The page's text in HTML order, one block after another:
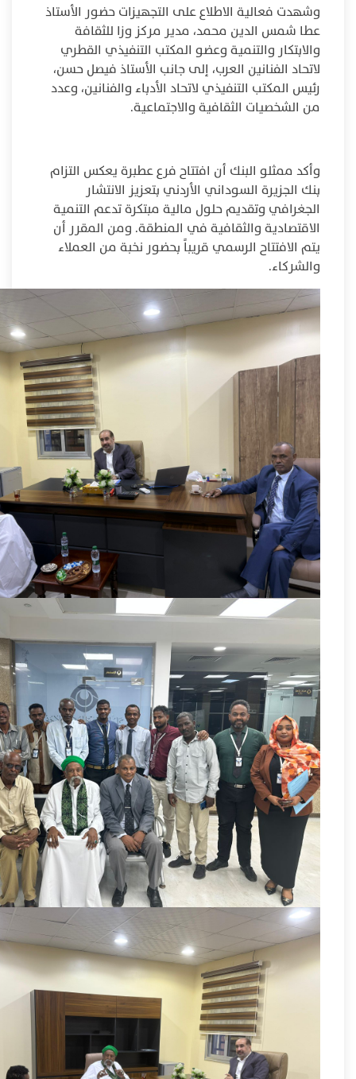
وشهدت فعالية الاطلاع على التجهيزات حضور الأستاذ
عطا شمس الدين محمد، مدير مركز وزا للثقافة
والابتكار والتنمية وعضو المكتب التنفيذي القطري
لاتحاد الفنانين العرب، إلى جانب الأستاذ فيصل حسن،
رئيس المكتب التنفيذي لاتحاد الأدباء والفنانين، وعدد
من الشخصيات الثقافية والاجتماعية.
وأكد ممثلو البنك أن افتتاح فرع عطبرة يعكس التزام
بنك الجزيرة السوداني الأردني بتعزيز الانتشار
الجغرافي وتقديم حلول مالية مبتكرة تدعم التنمية
الاقتصادية والثقافية في المنطقة. ومن المقرر أن
يتم الافتتاح الرسمي قريباً بحضور نخبة من العملاء
والشركاء.